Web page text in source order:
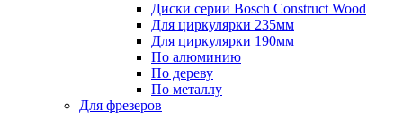
Диски серии Bosch Construct Wood
Для циркулярки 235мм
Для циркулярки 190мм
По алюминию
По дереву
По металлу
Для фрезеров